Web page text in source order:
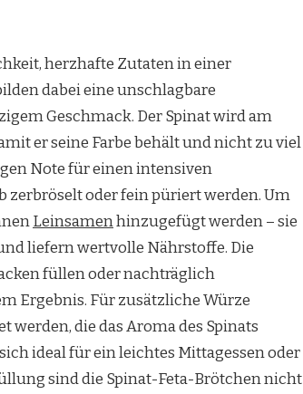
herzhafte Zutaten in einer
dabei eine unschlagbare
Geschmack. Der Spinat wird am
er seine Farbe behält und nicht zu viel
Note für einen intensiven
zerbröselt oder fein püriert werden. Um
Leinsamenhinzugefügt werden – sie
liefern wertvolle Nährstoffe. Die
füllen oder nachträglich
Ergebnis. Für zusätzliche Würze
die das Aroma des Spinats
ideal für ein leichtes Mittagessen oder
sind die Spinat-Feta-Brötchen nicht